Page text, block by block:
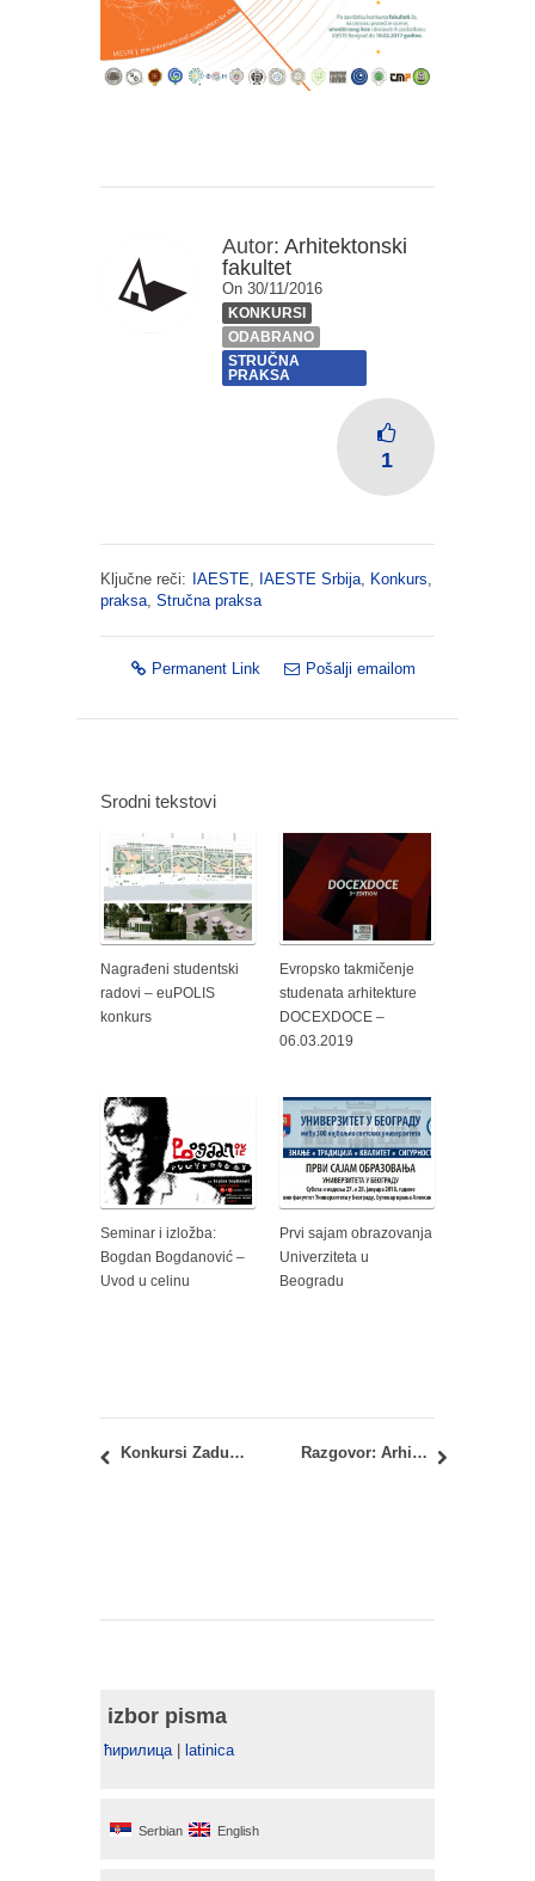
Autor: Arhitektonski
fakultet
On 30/11/2016
KONKURSI
ODABRANO
STRUČNA
PRAKSA
1
Ključne reči: IAESTE IAESTE Srbija Konkurs
praksa Stručna praksa
Permanent Link Pošalji emailom
Srodni tekstovi
Nagrađeni studentski
radovi – euPOLIS
konkurs
Evropsko takmičenje
studenata arhitekture
DOCEXDOCE –
06.03.2019
Seminar i izložba:
Bogdan Bogdanović –
Uvod u celinu
Prvi sajam obrazovanja
Univerziteta u
Beogradu
Konkursi Zadužbine Andrejević za 2016. godinu Razgovor: Arhitektura u kontekstu 2 – arh. Lazar Kuzmanov
izbor pisma
ћирилица latinica
Serbian English